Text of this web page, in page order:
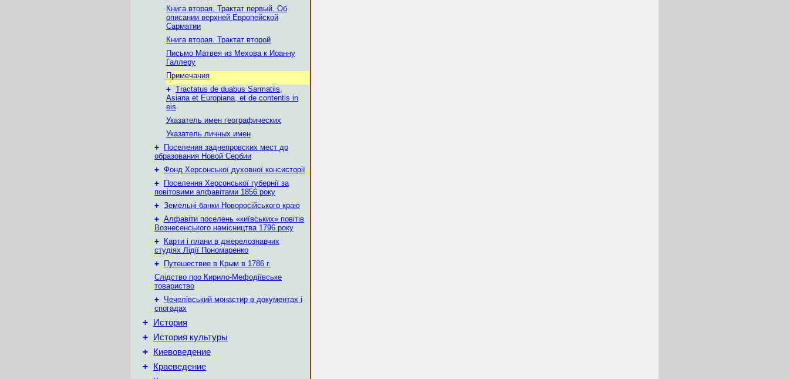
Книга вторая. Трактат первый. Об
описании верхней Европейской
Сарматии
Книга вторая. Трактат второй
Письмо Матвея из Мехова к Иоанну
Галлеру
Примечания
+ Tractatus de duabus Sarmatiis,
Asiana et Europiana, et de contentis in
eis
Указатель имен географических
Указатель личных имен
+
Поселения заднепровских мест до
образования Новой Сербии
+ Фонд Херсонської духовної консисторії
+
Поселення Херсонської губернії за
повітовими алфавітами 1856 року
+ Земельні банки Новоросійського краю
+ Алфавіти поселень «київських» повітів
Вознесенського намісництва 1796 року
+
Карти і плани в джерелознавчих
студіях Лідії Пономаренко
+
Путешествие в Крым в 1786 г.
Слідство про Кирило-Мефодіївське
товариство
+ Чечелівський монастир в документах і
спогадах
+ История
+ История культуры
+ Киевоведение
+ Краеведение